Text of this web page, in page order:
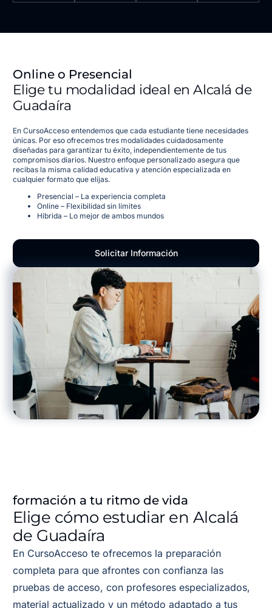
Online o Presencial
Elige tu modalidad ideal en Alcalá de
Guadaíra
En CursoAcceso entendemos que cada estudiante tiene necesidades
únicas. Por eso ofrecemos tres modalidades cuidadosamente
diseñadas para garantizar tu éxito, independientemente de tus
compromisos diarios. Nuestro enfoque personalizado asegura que
recibas la misma calidad educativa y atención especializada en
cualquier formato que elijas.
Presencial – La experiencia completa
Online – Flexibilidad sin límites
Híbrida – Lo mejor de ambos mundos
Solicitar Información
formación a tu ritmo de vida
Elige cómo estudiar en Alcalá
de Guadaíra
En CursoAcceso te ofrecemos la preparación
completa para que afrontes con confianza las
pruebas de acceso, con profesores especializados,
material actualizado y un método adaptado a tus